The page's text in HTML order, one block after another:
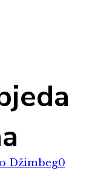
Džimbeg0